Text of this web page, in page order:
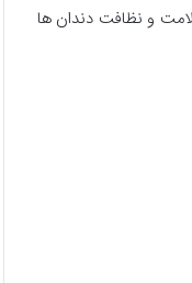
و نظافت دندان ها